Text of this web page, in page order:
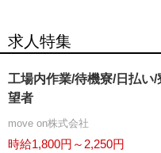
求人特集
工場内作業/待機寮/日払い
望者
move on株式会社
時給1,800円～2,250円